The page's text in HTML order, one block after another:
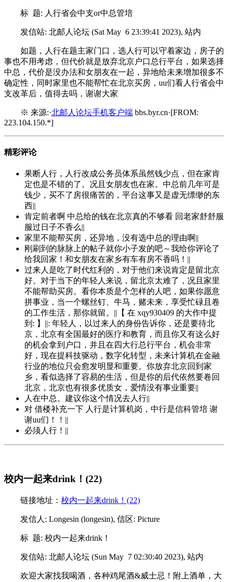
标 题: 人行省会中支or中总管培
发信站: 北邮人论坛 (Sat May 6 23:39:41 2023), 站内
如题，人行在题主家门口，选人行可以守着家边，房子的
事也不用考虑，但代价就是放弃北京户口总行平台，如果选择
中总，代价是没办法和女朋友在一起，异地给未来增加很多不
确定性，同时家里也不能帮忙在北京买房，uu们看人行省会中
支改革后，值得去吗，谢谢大家
※ 来源:·北邮人论坛手机客户端 bbs.byr.cn·[FROM:
223.104.150.*]
精彩评论
果断人行，人行改成公务员体系虽然钱少点，但在家肯
定也是不错的了。况且女朋友也在家。中总前几年可是
钱少，买不了房很痛苦的，平台这事又是虚无缥缈的东
西||
肯定前者啊 中总给的钱在北京真的不够看 回老家舒舒服
服过日子不香么||
家里不能帮买房，还异地，没有选中总的理由啊||
刚刷到的脉脉上的帖子就你小子发的吧～我给你评论了
给我回家！和女朋友在家乡有车有房不香吗！||
过来人是吃了时代红利的，对于他们来说肯定是留北京
好。对于当下的年轻人来说，留北京太难了，况且家里
不能帮助买房。看你本质是个怎样的人吧，如果你愿意
拼事业，当一个螺丝钉、牛马，赌未来，享受忙碌且卷
的工作生活，那你就留。||【 在 xqy930409 的大作中提
到: 】||: 年轻人，以过来人的身份告诉你，还是要待北
京，北京有全国最好的医疗和教育，而且你又有这么好
的机会拿到户口，并且在四大行总行平台，机会非常
好，现在提科技驱动，数字化转型，未来计算机在金融
行业的地位只会愈发明显和重要。你放弃北京回到家
乡，看似选择了容易的生活，但是你的后代依然要卷回
北京，北京也有很多优质女，爱情没有事业重要||
人在中总。建议你这个情况去人行||
对 借楼补充一下 人行是计算机岗，中行是信科管培 谢
谢uu们！！||
必须人行！||
校内一起来drink！(22)
链接地址： 校内一起来drink！(22)
发信人: Longesin (longesin), 信区: Picture
标 题: 校内一起来drink！
发信站: 北邮人论坛 (Sun May 7 02:30:40 2023), 站内
欢迎大家找我喝酒，各种鸡尾酒&威士忌！附上酒单，大